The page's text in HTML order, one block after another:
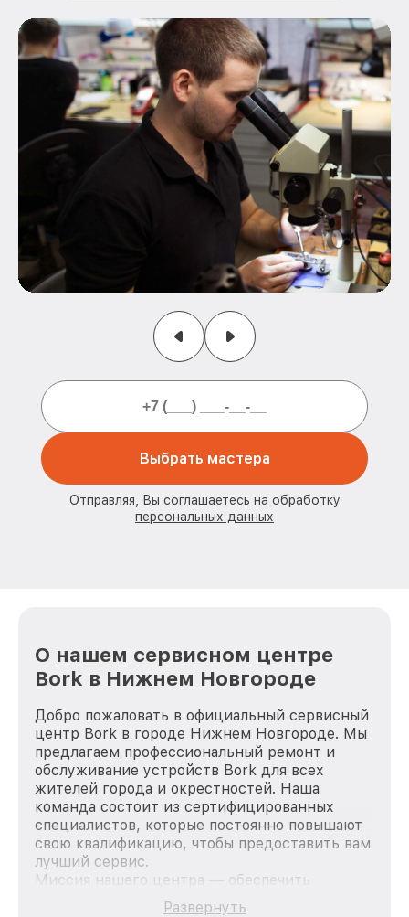
Выбрать мастера
Отправляя, Вы соглашаетесь на обработку
персональных данных
О нашем сервисном центре
Bork в Нижнем Новгороде
Добро пожаловать в официальный сервисный
центр Bork в городе Нижнем Новгороде. Мы
предлагаем профессиональный ремонт и
обслуживание устройств Bork для всех
жителей города и окрестностей. Наша
команда состоит из сертифицированных
специалистов, которые постоянно повышают
свою квалификацию, чтобы предоставить вам
лучший сервис.
Миссия нашего центра — обеспечить
качественный и доступный ремонт для
Развернуть